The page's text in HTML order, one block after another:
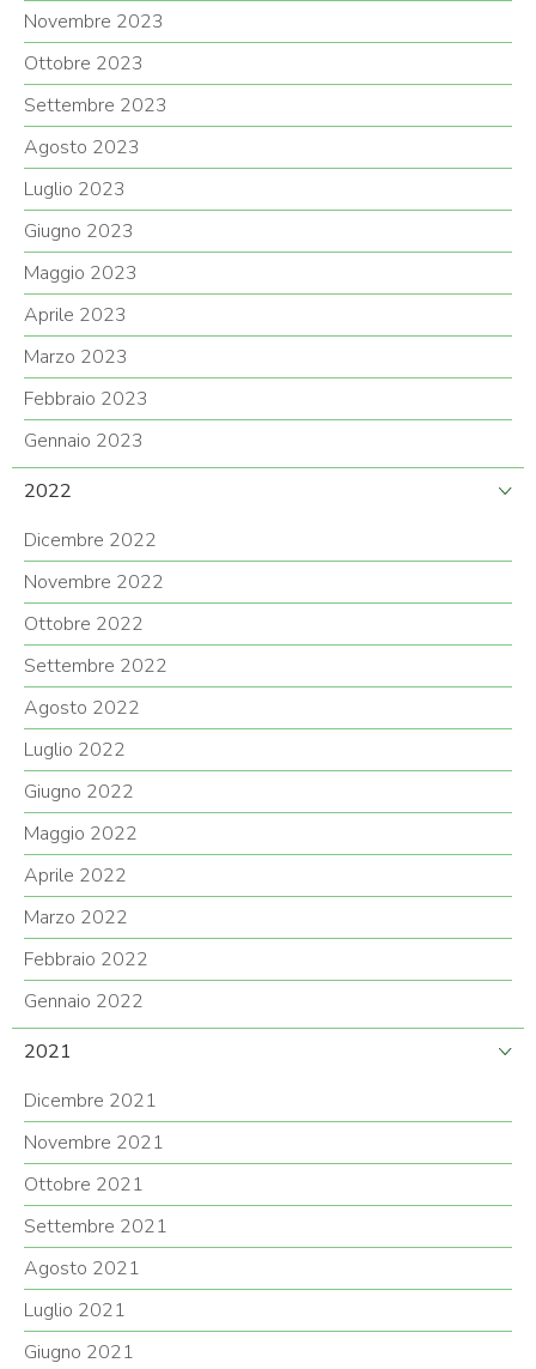
Novembre 2023
Ottobre 2023
Settembre 2023
Agosto 2023
Luglio 2023
Giugno 2023
Maggio 2023
Aprile 2023
Marzo 2023
Febbraio 2023
Gennaio 2023
2022
Dicembre 2022
Novembre 2022
Ottobre 2022
Settembre 2022
Agosto 2022
Luglio 2022
Giugno 2022
Maggio 2022
Aprile 2022
Marzo 2022
Febbraio 2022
Gennaio 2022
2021
Dicembre 2021
Novembre 2021
Ottobre 2021
Settembre 2021
Agosto 2021
Luglio 2021
Giugno 2021